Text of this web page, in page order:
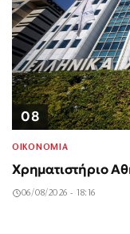
08
ΟΙΚΟΝΟΜΙΑ
Χρηματιστήριο
06/08/2026 - 18:16